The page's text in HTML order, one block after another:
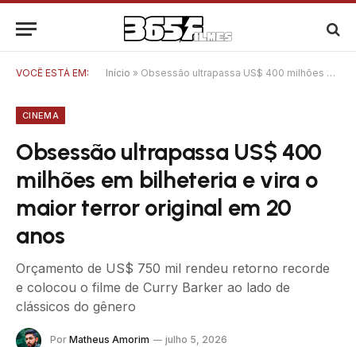
VOCÊ ESTÁ EM: Início » Obsessão ultrapassa US$ 400 milhões em bilheteria e vira o maior terror original em 20 anos
CINEMA
Obsessão ultrapassa US$ 400
milhões em bilheteria e vira o
maior terror original em 20
anos
Orçamento de US$ 750 mil rendeu retorno recorde
e colocou o filme de Curry Barker ao lado de
clássicos do gênero
Por Matheus Amorim
julho 5, 2026